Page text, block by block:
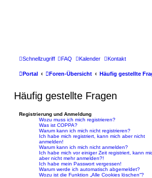
Schnellzugriff FAQ Kalender Kontakt
Portal Foren-Übersicht Häufig gestellte
Häufig gestellte Fragen
Registrierung und Anmeldung
Wozu muss ich mich registrieren?
Was ist COPPA?
Warum kann ich mich nicht registrieren?
Ich habe mich registriert, kann mich aber nicht
anmelden!
Warum kann ich mich nicht anmelden?
Ich habe mich vor einiger Zeit registriert, kann
aber nicht mehr anmelden?!
Ich habe mein Passwort vergessen!
Warum werde ich automatisch abgemeldet?
Wozu ist die Funktion „Alle Cookies löschen“?